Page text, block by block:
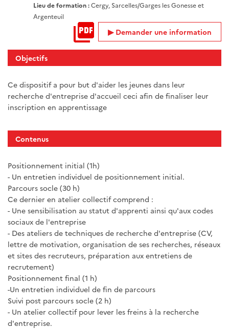
Lieu de formation :Cergy, Sarcelles/Garges les Gonesse et
Argenteuil
Demander une information
Objectifs
Ce dispositif a pour but d'aider les jeunes dans leur
recherche d'entreprise d'accueil ceci afin de finaliser leur
inscription en apprentissage
Contenus
Positionnement initial (1h)
- Un entretien individuel de positionnement initial.
Parcours socle (30 h)
Ce dernier en atelier collectif comprend :
- Une sensibilisation au statut d'apprenti ainsi qu'aux codes
sociaux de l'entreprise
- Des ateliers de techniques de recherche d'entreprise (CV,
lettre de motivation, organisation de ses recherches, réseaux
et sites des recruteurs, préparation aux entretiens de
recrutement)
Positionnement final (1 h)
-Un entretien individuel de fin de parcours
Suivi post parcours socle (2 h)
- Un atelier collectif pour lever les freins à la recherche
d'entreprise.